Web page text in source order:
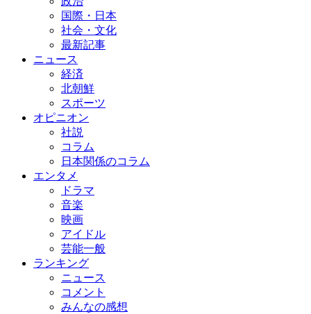
国際・日本
社会・文化
最新記事
ニュース
経済
北朝鮮
スポーツ
オピニオン
社説
コラム
日本関係のコラム
エンタメ
ドラマ
音楽
映画
アイドル
芸能一般
ランキング
ニュース
コメント
みんなの感想